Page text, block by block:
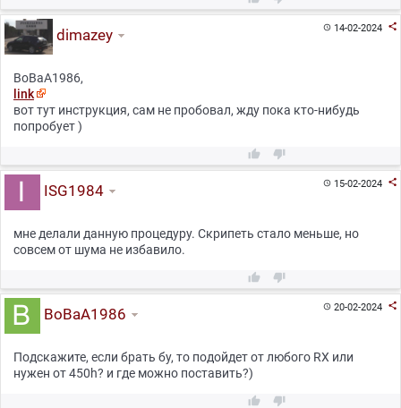
14-02-2024 
dimazey
BoBaA1986,
link
вот тут инструкция, сам не пробовал, жду пока кто-нибудь
попробует )
 
15-02-2024 
ISG1984
мне делали данную процедуру. Скрипеть стало меньше, но
совсем от шума не избавило.
 
20-02-2024 
BoBaA1986
Подскажите, если брать бу, то подойдет от любого RX или
нужен от 450h? и где можно поставить?)
 